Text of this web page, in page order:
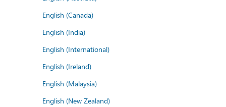
English (Canada)
English (India)
English (International)
English (Ireland)
English (Malaysia)
English (New Zealand)